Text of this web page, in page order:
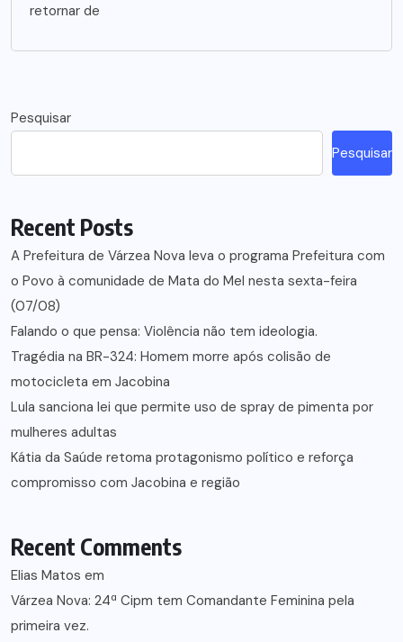
retornar de
Pesquisar
Pesquisar
Recent Posts
A Prefeitura de Várzea Nova leva o programa Prefeitura com
o Povo à comunidade de Mata do Mel nesta sexta-feira
(07/08)
Falando o que pensa: Violência não tem ideologia.
Tragédia na BR-324: Homem morre após colisão de
motocicleta em Jacobina
Lula sanciona lei que permite uso de spray de pimenta por
mulheres adultas
Kátia da Saúde retoma protagonismo político e reforça
compromisso com Jacobina e região
Recent Comments
Elias Matos em
Várzea Nova: 24ª Cipm tem Comandante Feminina pela
primeira vez.